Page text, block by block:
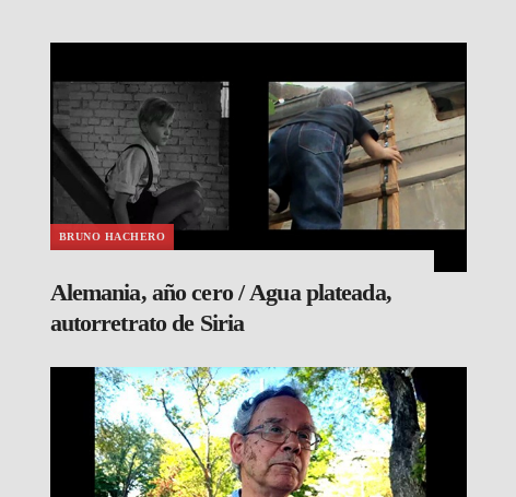
BRUNO HACHERO
Alemania, año cero / Agua plateada,
autorretrato de Siria